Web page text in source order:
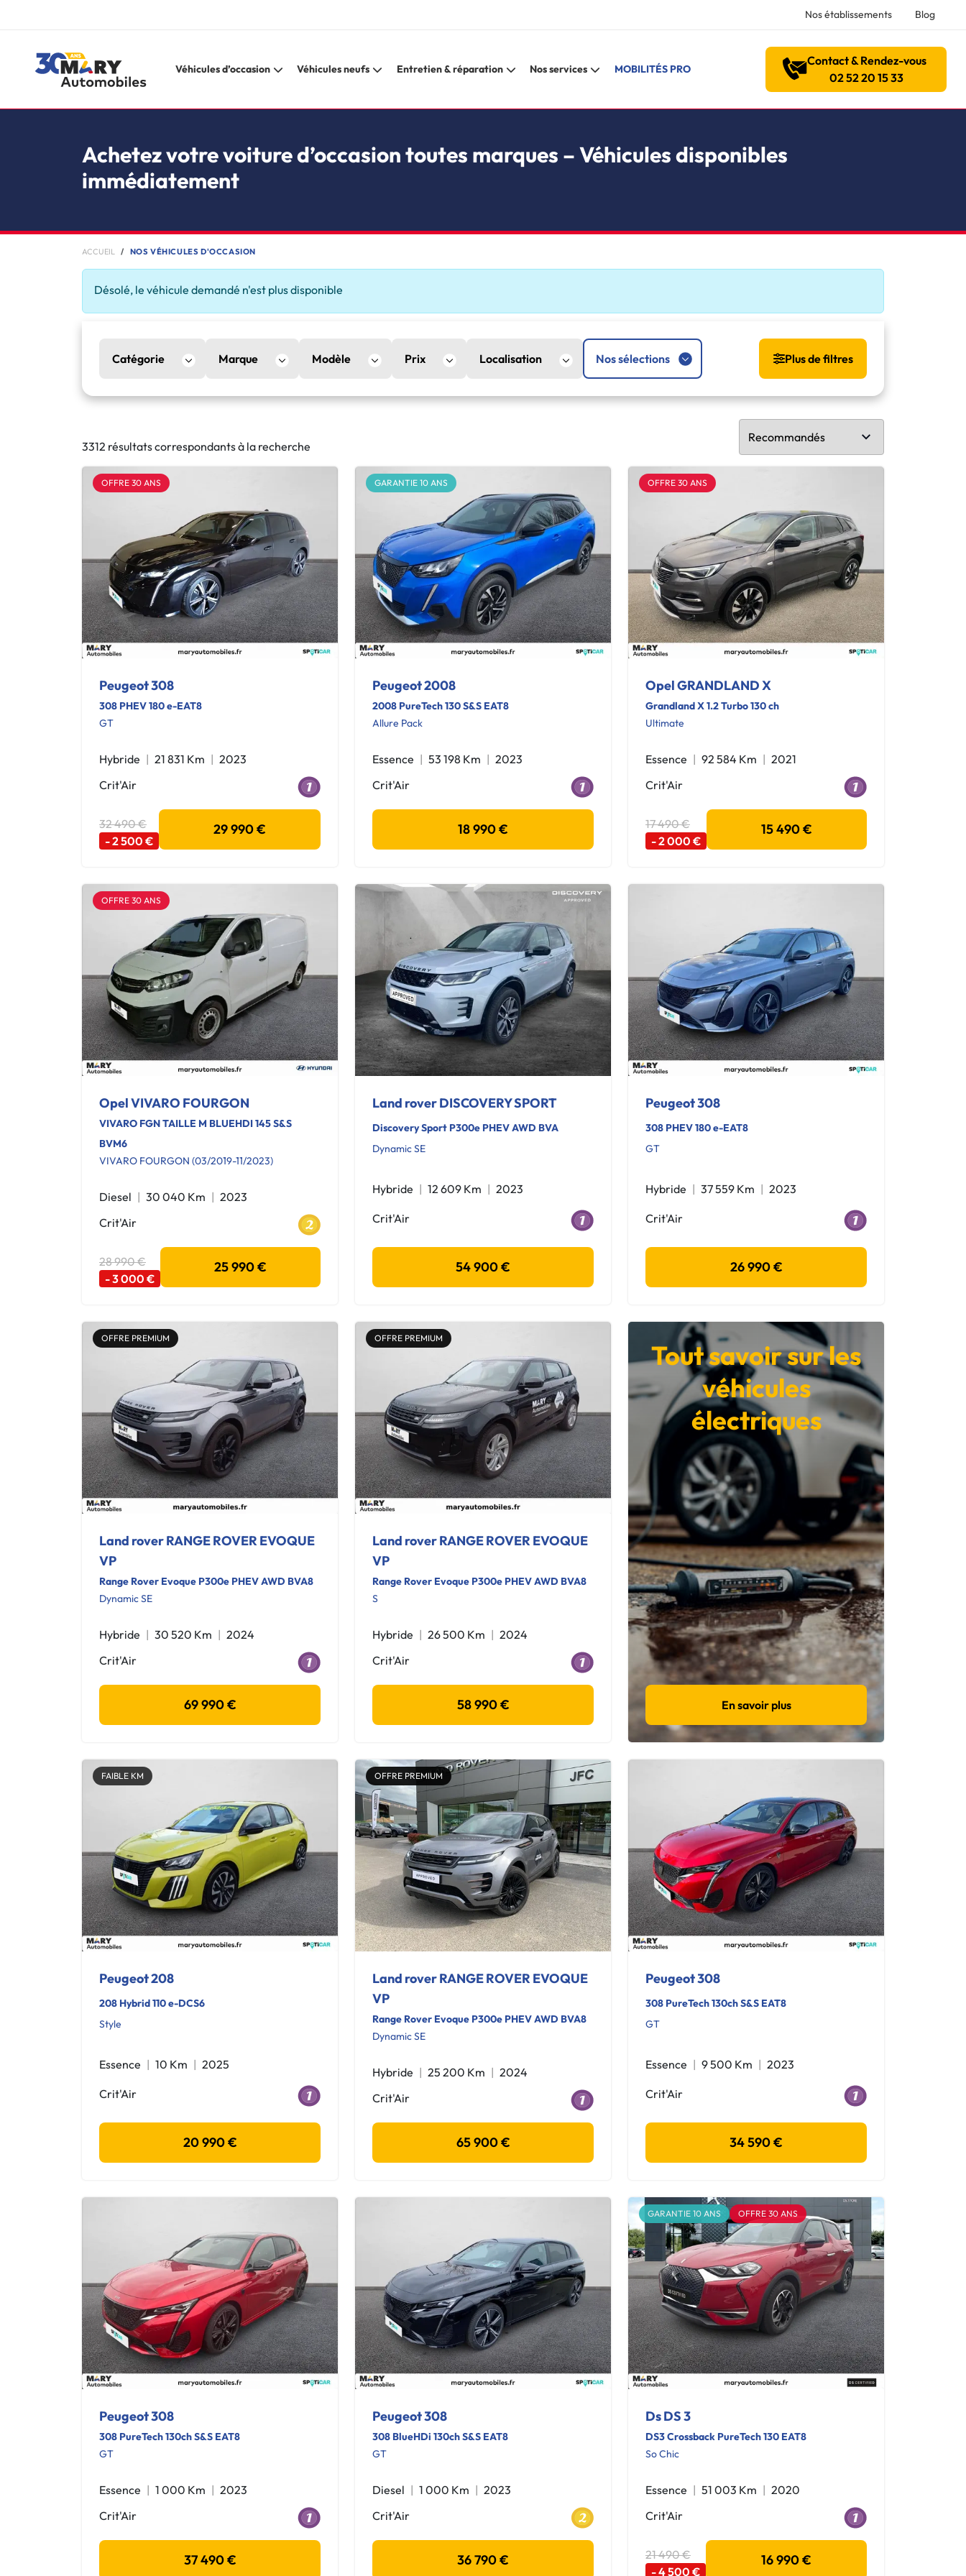
Nos établissements Blog
Véhicules d’occasion Véhicules neufs Entretien & réparation Nos services MOBILITÉS PRO
Contact & Rendez-vous
02 52 20 15 33
Achetez votre voiture d’occasion toutes marques – Véhicules disponibles
immédiatement
ACCUEIL NOS VÉHICULES D'OCCASION
Désolé, le véhicule demandé n'est plus disponible
Catégorie Marque Modèle Prix Localisation Nos sélections Plus de filtres
3312 résultats correspondants à la recherche
OFFRE 30 ANS
Peugeot 308
308 PHEV 180 e-EAT8
GT
Hybride 21 831 Km
2023
Crit'Air
32 490 €
- 2 500 €
29 990 €
GARANTIE 10 ANS
Peugeot 2008
2008 PureTech 130 S&S EAT8
Allure Pack
Essence 53 198 Km
2023
Crit'Air
18 990 €
OFFRE 30 ANS
Opel GRANDLAND X
Grandland X 1.2 Turbo 130 ch
Ultimate
Essence 92 584 Km
2021
Crit'Air
17 490 €
- 2 000 €
15 490 €
OFFRE 30 ANS
Opel VIVARO FOURGON
VIVARO FGN TAILLE M BLUEHDI 145 S&S
BVM6
VIVARO FOURGON (03/2019-11/2023)
Diesel 30 040 Km
2023
Crit'Air
28 990 €
- 3 000 €
25 990 €
Land rover DISCOVERY SPORT
Discovery Sport P300e PHEV AWD BVA
Dynamic SE
Hybride 12 609 Km 2023
Crit'Air
54 900 €
Peugeot 308
308 PHEV 180 e-EAT8
GT
Hybride 37 559 Km 2023
Crit'Air
26 990 €
OFFRE PREMIUM
Land rover RANGE ROVER EVOQUE
VP
Range Rover Evoque P300e PHEV AWD BVA8
Dynamic SE
Hybride 30 520 Km
2024
Crit'Air
69 990 €
OFFRE PREMIUM
Land rover RANGE ROVER EVOQUE
VP
Range Rover Evoque P300e PHEV AWD BVA8
S
Hybride 26 500 Km
2024
Crit'Air
58 990 €
Tout savoir sur les
véhicules
électriques
En savoir plus
FAIBLE KM
Peugeot 208
208 Hybrid 110 e-DCS6
Style
Essence 10 Km 2025
Crit'Air
20 990 €
OFFRE PREMIUM
Land rover RANGE ROVER EVOQUE
VP
Range Rover Evoque P300e PHEV AWD BVA8
Dynamic SE
Hybride 25 200 Km
2024
Crit'Air
65 900 €
Peugeot 308
308 PureTech 130ch S&S EAT8
GT
Essence 9 500 Km 2023
Crit'Air
34 590 €
Peugeot 308
308 PureTech 130ch S&S EAT8
GT
Essence 1 000 Km
2023
Crit'Air
37 490 €
Peugeot 308
308 BlueHDi 130ch S&S EAT8
GT
Diesel 1 000 Km
2023
Crit'Air
36 790 €
GARANTIE 10 ANS OFFRE 30 ANS
Ds DS 3
DS3 Crossback PureTech 130 EAT8
So Chic
Essence 51 003 Km
2020
Crit'Air
21 490 €
- 4 500 €
16 990 €